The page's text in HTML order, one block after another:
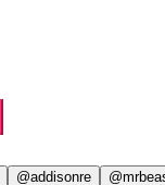
@addisonre